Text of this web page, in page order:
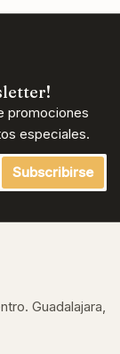
promociones
especiales.
Subscribirse
Guadalajara,